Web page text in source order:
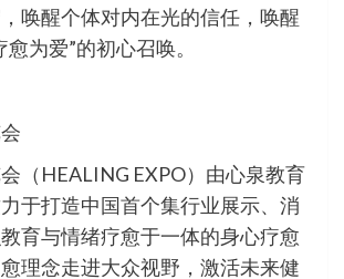
唤醒个体对内在光的信任，唤醒
为爱”的初心召唤。
（HEALING EXPO）由心泉教育
于打造中国首个集行业展示、消
育与情绪疗愈于一体的身心疗愈
理念走进大众视野，激活未来健